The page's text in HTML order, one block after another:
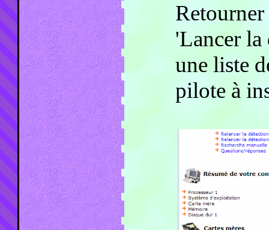
'Lancer la
une liste
pilote à